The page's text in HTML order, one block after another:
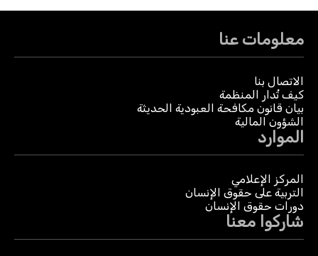
معلومات عنا
الاتصال بنا
كيف تُدار المنظمة
بيان قانون مكافحة العبودية الحديثة
الشؤون المالية
الموارد
المركز الإعلامي
التربية على حقوق الإنسان
دورات حقوق الإنسان
شاركوا معنا